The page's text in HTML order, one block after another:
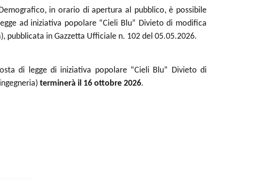
in orario di apertura al pubblico, è possibile
ad iniziativa popolare “Cieli Blu” Divieto di modifica
pubblicata in Gazzetta Ufficiale n. 102 del 05.05.2026.
di legge di iniziativa popolare “Cieli Blu” Divieto di
terminerà il 16 ottobre 2026.